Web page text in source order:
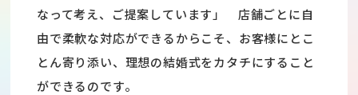
なって考え、ご提案しています」 店舗ごとに自
由で柔軟な対応ができるからこそ、お客様にとこ
とん寄り添い、理想の結婚式をカタチにすること
ができるのです。